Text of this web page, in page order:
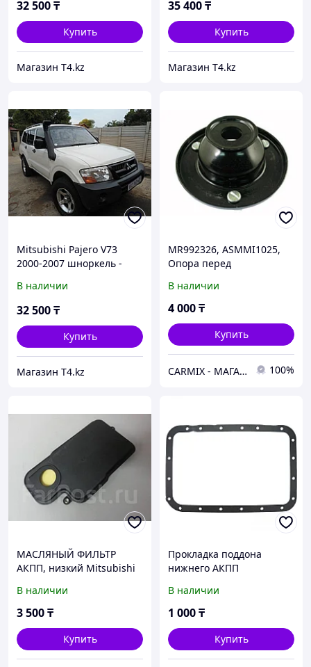
32 500₸
Купить
Магазин T4.kz
35 400₸
Купить
Магазин T4.kz
Mitsubishi Pajero V73
2000-2007 шноркель -
В наличии
32 500₸
Купить
Магазин T4.kz
MR992326, ASMMI1025,
Опора перед
MITSUBISHI L200 KB4T
4D56 V-2.5, PAJERO SPORT,
В наличии
4 000₸
Купить
СARMIX - МАГАЗИН АВТОЗАПЧАСТЕЙ В НУР-СУЛТАНЕ (АСТАНА) 100%
МАСЛЯНЫЙ ФИЛЬТР
АКПП, низкий Mitsubishi
Mitsubishi Delica,
V4A51/V5A51
В наличии
3 500₸
Купить
Прокладка поддона
нижнего АКПП
, Mitsubishi Pajero,
Montero, Mitsubishi Delica
В наличии
1 000₸
Купить